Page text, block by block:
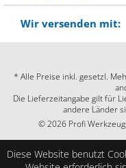
Wir versenden mit:
* Alle Preise inkl. gesetzl.
Die Lieferzeitangabe gilt für
andere Länder
© 2026 Profi
Diese Website benutzt